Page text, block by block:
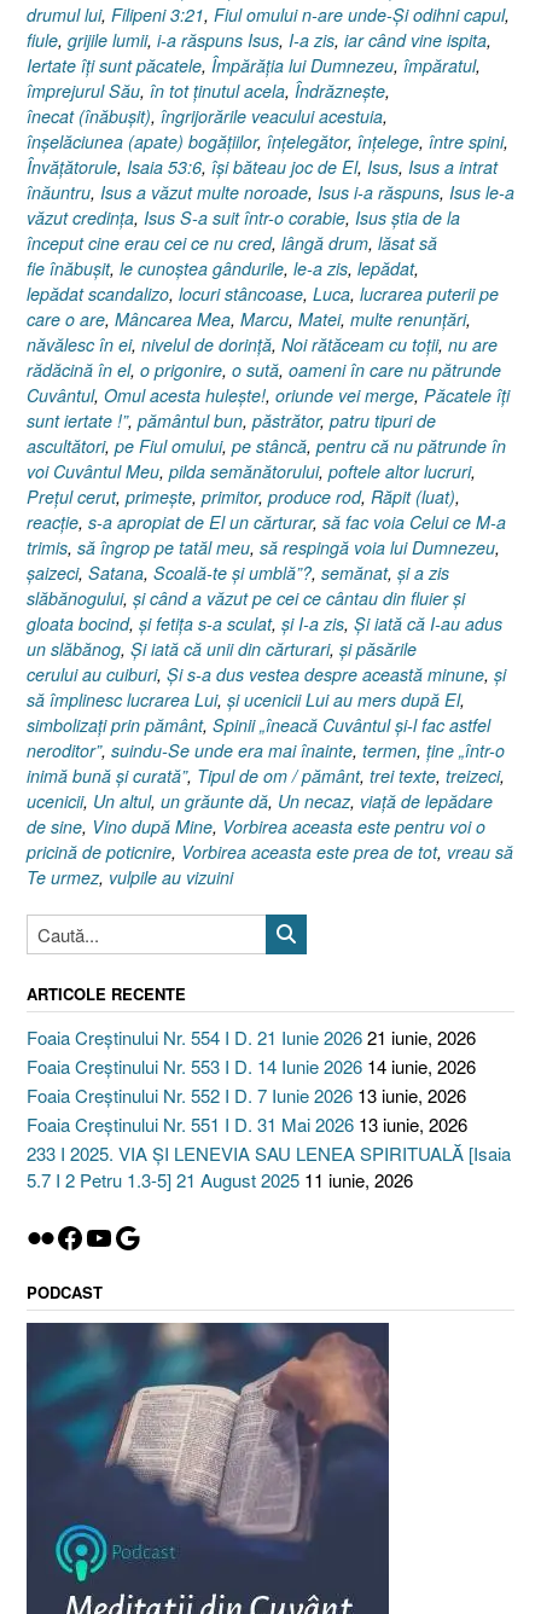
drumul lui, Filipeni 3:21, Fiul omului n-are unde-Şi odihni capul,
fiule, grijile lumii, i-a răspuns Isus, I-a zis, iar când vine ispita,
Iertate îţi sunt păcatele, Împărăţia lui Dumnezeu, împăratul,
împrejurul Său, în tot ţinutul acela, Îndrăzneşte,
înecat (înăbuşit), îngrijorările veacului acestuia,
înşelăciunea (apate) bogăţiilor, înţelegător, înţelege, între spini,
Învăţătorule, Isaia 53:6, îşi băteau joc de El, Isus, Isus a intrat
înăuntru, Isus a văzut multe noroade, Isus i-a răspuns, Isus le-a
văzut credinţa, Isus S-a suit într-o corabie, Isus ştia de la
început cine erau cei ce nu cred, lângă drum, lăsat să
fie înăbuşit, le cunoştea gândurile, le-a zis, lepădat,
lepădat scandalizo, locuri stâncoase, Luca, lucrarea puterii pe
care o are, Mâncarea Mea, Marcu, Matei, multe renunţări,
năvălesc în ei, nivelul de dorinţă, Noi rătăceam cu toţii, nu are
rădăcină în el, o prigonire, o sută, oameni în care nu pătrunde
Cuvântul, Omul acesta huleşte!, oriunde vei merge, Păcatele îţi
sunt iertate !”, pământul bun, păstrător, patru tipuri de
ascultători, pe Fiul omului, pe stâncă, pentru că nu pătrunde în
voi Cuvântul Meu, pilda semănătorului, poftele altor lucruri,
Preţul cerut, primeşte, primitor, produce rod, Răpit (luat),
reacţie, s-a apropiat de El un cărturar, să fac voia Celui ce M-a
trimis, să îngrop pe tatăl meu, să respingă voia lui Dumnezeu,
şaizeci, Satana, Scoală-te şi umblă”?, semănat, şi a zis
slăbănogului, şi când a văzut pe cei ce cântau din fluier şi
gloata bocind, şi fetiţa s-a sculat, şi I-a zis, Şi iată că I-au adus
un slăbănog, Şi iată că unii din cărturari, şi păsările
cerului au cuiburi, Şi s-a dus vestea despre această minune, şi
să împlinesc lucrarea Lui, şi ucenicii Lui au mers după El,
simbolizaţi prin pământ, Spinii „îneacă Cuvântul şi-l fac astfel
neroditor”, suindu-Se unde era mai înainte, termen, ţine „într-o
inimă bună şi curată”, Tipul de om / pământ, trei texte, treizeci,
ucenicii, Un altul, un grăunte dă, Un necaz, viaţă de lepădare
de sine, Vino după Mine, Vorbirea aceasta este pentru voi o
pricină de poticnire, Vorbirea aceasta este prea de tot, vreau să
Te urmez, vulpile au vizuini
ARTICOLE RECENTE
Foaia Creștinului Nr. 554 I D. 21 Iunie 202621 iunie, 2026
Foaia Creștinului Nr. 553 I D. 14 Iunie 2026 14 iunie, 2026
Foaia Creștinului Nr. 552 I D. 7 Iunie 2026 13 iunie, 2026
Foaia Creștinului Nr. 551 I D. 31 Mai 2026 13 iunie, 2026
233 I 2025. VIA ȘI LENEVIA SAU LENEA SPIRITUALĂ [Isaia
5.7 I 2 Petru 1.3-5] 21 August 2025 11 iunie, 2026
Flickr
Facebook
YouTube
Google
PODCAST